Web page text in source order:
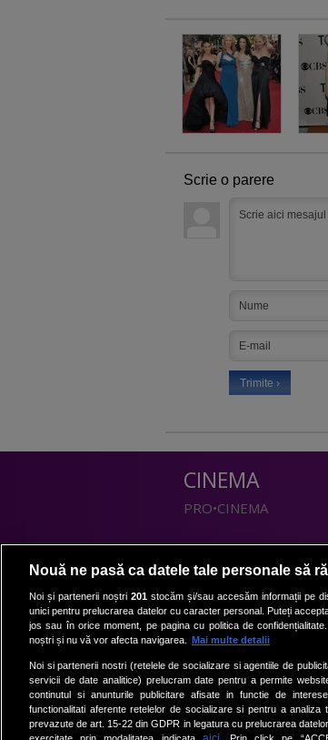
Scrie o parere
CINEMA
PRO•CINEMA
DIVERTISMENT
PRO•TV
Romanii au talent
Vocea Romaniei
Las Fierbinti
La Maruta
Apropo TV
Nouă ne pasă ca datele tale personale să
Noi și partenerii noștri 201stocăm și/sau accesăm informații pe
unici pentru prelucrarea datelor cu caracter personal. Puteți
jos sau în orice moment, pe pagina cu politica de
noștri și nu vă vor afecta navigarea.
Mai multe detalii
Noi si partenerii nostri (retelele de socializare si agentiile de
servicii de date analitice) prelucram date pentru a permite
continutul si anunturile publicitare afisate in functie de
functionalitati aferente retelelor de socializare si pentru a analiza
prevazute de art. 15-22 din GDPR in legatura cu prelucrarea